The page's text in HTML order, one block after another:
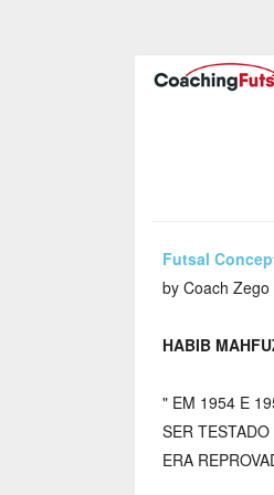
Futsal
by Coach Zego
HABIB
" EM 1954 E
SER
ERA